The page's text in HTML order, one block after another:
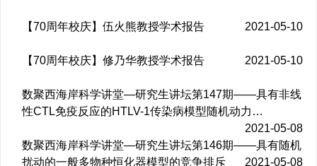
【70周年校庆】伍火熊教授学术报告 2021-05-10
【70周年校庆】修乃华教授学术报告 2021-05-10
数聚西海岸科学讲堂—研究生讲坛第147期——具有非线
性CTL免疫反应的HTLV-1传染病模型随机动力…
2021-05-08
数聚西海岸科学讲堂—研究生讲坛第146期——具有随机
扰动的一般多物种恒化器模型的竞争排斥
2021-05-08